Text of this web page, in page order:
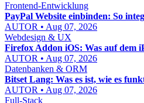
Frontend-Entwicklung
PayPal Website einbinden: So
AUTOR • Aug 07, 2026
Webdesign & UX
Firefox Addon iOS: Was auf dem
AUTOR • Aug 07, 2026
Datenbanken & ORM
Bitset Lang: Was es ist, wie es
AUTOR • Aug 07, 2026
Full-Stack